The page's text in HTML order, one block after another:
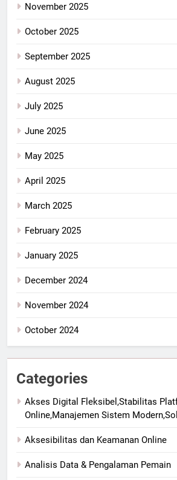
November 2025
October 2025
September 2025
August 2025
July 2025
June 2025
May 2025
April 2025
March 2025
February 2025
January 2025
December 2024
November 2024
October 2024
Categories
Akses Digital Fleksibel,Stabilitas
Online,Manajemen Sistem
Aksesibilitas dan Keamanan Online
Analisis Data & Pengalaman Pemain